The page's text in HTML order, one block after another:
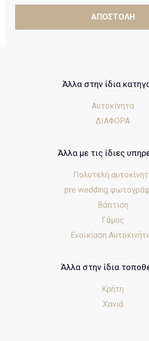
ΑΠΟΣΤΟΛΗ
Άλλα στην ίδια
Αυτοκίνητα
ΔΙΑΦΟΡΑ
Άλλα με τις ίδιες
Πολυτελή
pre wedding
Βάπτιση
Γάμος
Ενοικίαση
Άλλα στην ίδια
Κρήτη
Χανιά